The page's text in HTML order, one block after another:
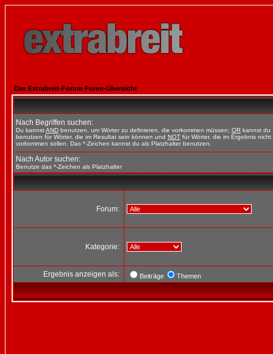
Das Extrabreit-Forum Foren-Übersicht
Nach Begriffen suchen:
Du kannstAND benutzen, um Wörter zu definieren, die vorkommen müssen; OR kannst du
benutzen für Wörter, die im Resultat sein können und NOT für Wörter, die im Ergebnis nicht
vorkommen sollen. Das *-Zeichen kannst du als Platzhalter benutzen.
Nach Autor suchen:
Benutze das *-Zeichen als Platzhalter
Forum:
Kategorie:
Ergebnis anzeigen als: Beiträge Themen